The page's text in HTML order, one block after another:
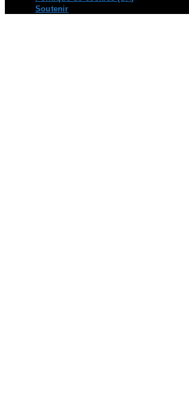
Soutenir